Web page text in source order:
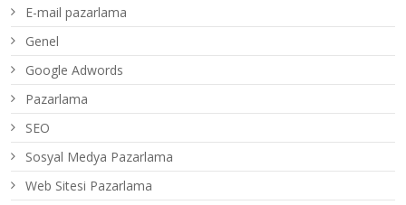
E-mail pazarlama
Genel
Google Adwords
Pazarlama
SEO
Sosyal Medya Pazarlama
Web Sitesi Pazarlama